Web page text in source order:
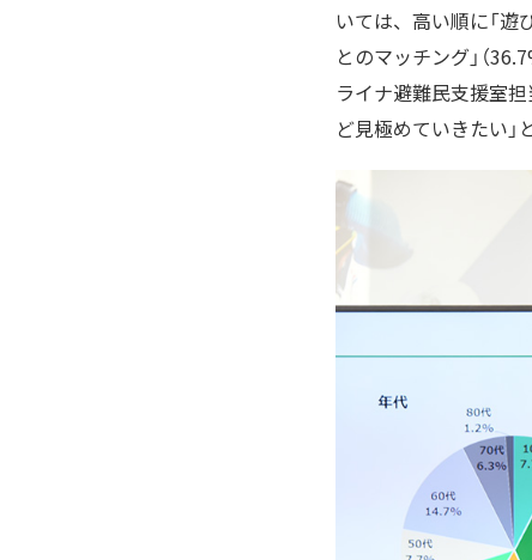
いては、高い順に「遊
とのマッチング」（
ライナ避難民支援室
ど見極めていきたい」